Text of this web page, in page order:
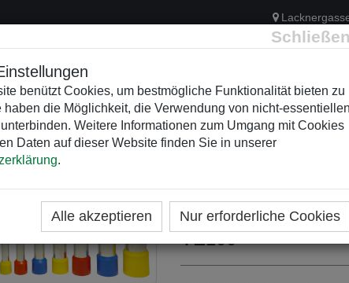
Schließen
benützt Cookies, um bestmögliche Funktionalität bieten zu
haben die Möglichkeit, die Verwendung von nicht-essentiellen
Weitere Informationen zum Umgang mit Cookies
Daten auf dieser Website finden Sie in unserer
.
Alle akzeptieren Nur erforderliche Cookies
KUNSTSTOFFVERTEILER
KATEGORIEN
Aderendhülse
VE100